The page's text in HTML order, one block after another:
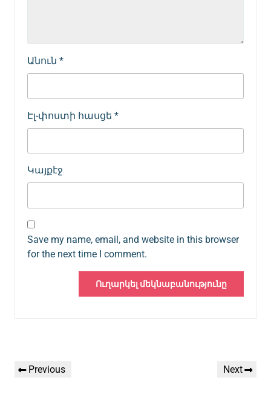
Անուն *
Էլ-փոստի հասցե *
Կայքէջ
Save my name, email, and website in this browser
for the next time I comment.
նավարկումը
Previous
Previous
Next
Next